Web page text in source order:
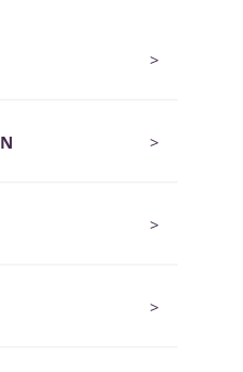
>
>
>
>